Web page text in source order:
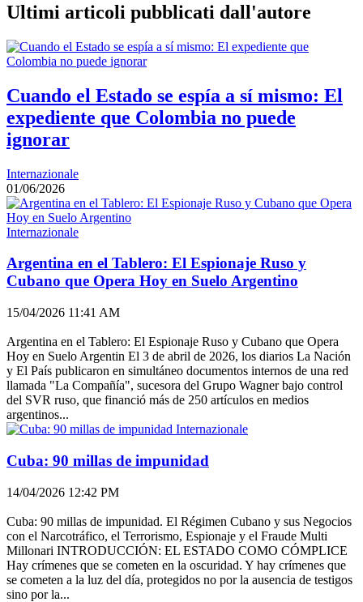
Ultimi articoli pubblicati dall'autore
Cuando el Estado se espía a sí mismo: El
expediente que Colombia no puede
ignorar
Internazionale
01/06/2026
Internazionale
Argentina en el Tablero: El Espionaje Ruso y
Cubano que Opera Hoy en Suelo Argentino
15/04/2026 11:41 AM
Argentina en el Tablero: El Espionaje Ruso y Cubano que Opera
Hoy en Suelo Argentin El 3 de abril de 2026, los diarios La Nación
y El País publicaron en simultáneo documentos internos de una red
llamada "La Compañía", sucesora del Grupo Wagner bajo control
del SVR ruso, que financió más de 250 artículos en medios
argentinos...
Internazionale
Cuba: 90 millas de impunidad
14/04/2026 12:42 PM
Cuba: 90 millas de impunidad. El Régimen Cubano y sus Negocios
con el Narcotráfico, el Terrorismo, Espionaje y el Fraude Multi
Millonari INTRODUCCIÓN: EL ESTADO COMO CÓMPLICE
Hay crímenes que se cometen en la oscuridad. Y hay crímenes que
se cometen a la luz del día, protegidos no por la ausencia de testigos
sino por la...